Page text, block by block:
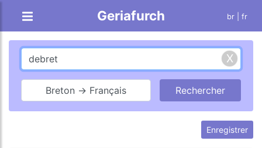
Geriafurch br | fr
Breton → Français
Enregistrer